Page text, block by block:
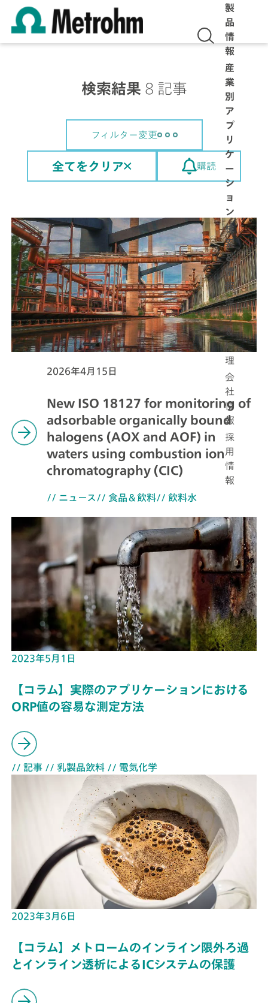
製
品
情
報
産
業
別
ア
プ
リ
ケ
ー
シ
ョ
ン
検
索
＆
情
報
保
守
＆
修
理
会
社
情
報
採
用
情
報
検索結果 8 記事
フィルター変更
全てをクリア 購読
2026年4月15日
New ISO 18127 for monitoring of
adsorbable organically bound
halogens (AOX and AOF) in
waters using combustion ion
chromatography (CIC)
// ニュース // 食品＆飲料// 飲料水
2023年5月1日
【コラム】実際のアプリケーションにおける
ORP値の容易な測定方法
// 記事 // 乳製品飲料 // 電気化学
2023年3月6日
【コラム】メトロームのインライン限外ろ過
とインライン透析によるICシステムの保護